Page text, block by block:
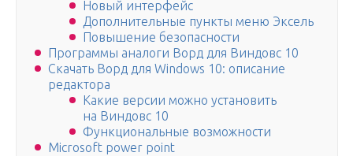
Новый интерфейс
Дополнительные пункты меню Эксель
Повышение безопасности
Программы аналоги Ворд для Виндовс 10
Скачать Ворд для Windows 10: описание
редактора
Какие версии можно установить
на Виндовс 10
Функциональные возможности
Microsoft power point